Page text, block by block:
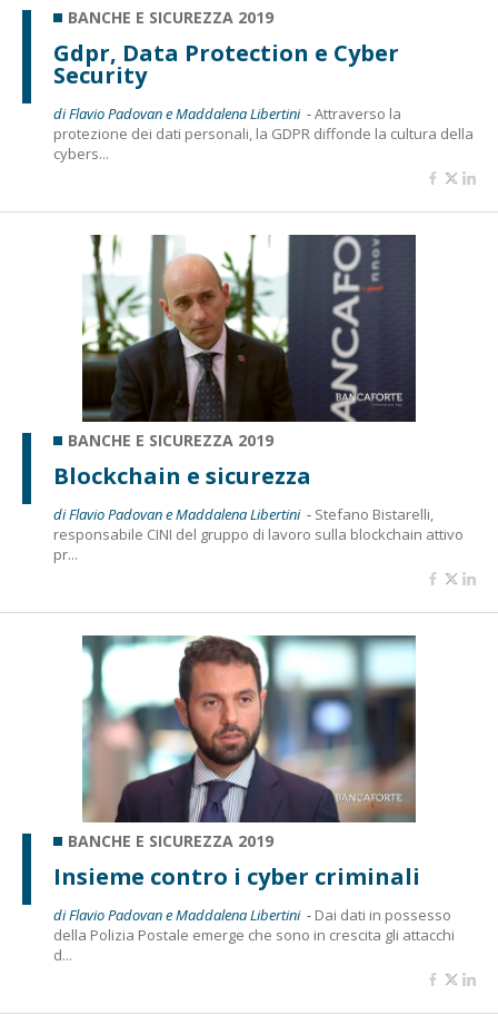
BANCHE E SICUREZZA 2019
Gdpr, Data Protection e Cyber
Security
di Flavio Padovan e Maddalena Libertini -Attraverso la
protezione dei dati personali, la GDPR diffonde la cultura della
cybers...
BANCHE E SICUREZZA 2019
Blockchain e sicurezza
di Flavio Padovan e Maddalena Libertini - Stefano Bistarelli,
responsabile CINI del gruppo di lavoro sulla blockchain attivo
pr...
BANCHE E SICUREZZA 2019
Insieme contro i cyber criminali
di Flavio Padovan e Maddalena Libertini - Dai dati in possesso
della Polizia Postale emerge che sono in crescita gli attacchi
d...